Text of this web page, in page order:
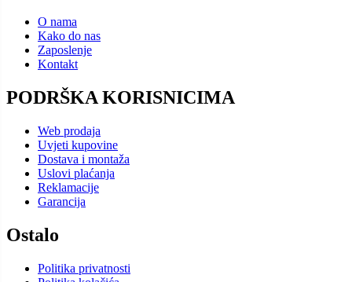
O nama
Kako do nas
Zaposlenje
Kontakt
PODRŠKA KORISNICIMA
Web prodaja
Uvjeti kupovine
Dostava i montaža
Uslovi plaćanja
Reklamacije
Garancija
Ostalo
Politika privatnosti